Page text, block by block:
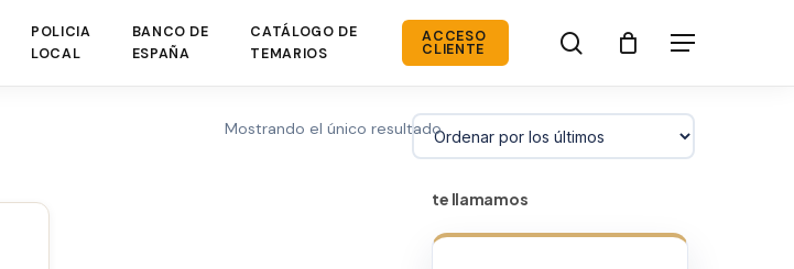
POLICIA
LOCAL
BANCO DE
ESPAÑA
CATÁLOGO DE
TEMARIOS
ACCESO
CLIENTE search Menú
Mostrando el único resultado
te llamamos